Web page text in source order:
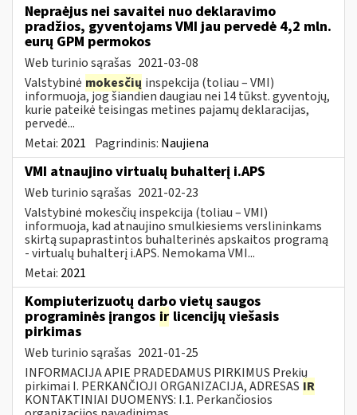
Nepraėjus nei savaitei nuo deklaravimo
pradžios, gyventojams VMI jau pervedė 4,2 mln.
eurų GPM permokos
Web turinio sąrašas 2021-03-08
Valstybinė mokesčių inspekcija (toliau – VMI)
informuoja, jog šiandien daugiau nei 14 tūkst. gyventojų,
kurie pateikė teisingas metines pajamų deklaracijas,
pervedė...
Metai: 2021 Pagrindinis: Naujiena
VMI atnaujino virtualų buhalterį i.APS
Web turinio sąrašas 2021-02-23
Valstybinė mokesčių inspekcija (toliau – VMI)
informuoja, kad atnaujino smulkiesiems verslininkams
skirtą supaprastintos buhalterinės apskaitos programą
- virtualų buhalterį i.APS. Nemokama VMI...
Metai: 2021
Kompiuterizuotų darbo vietų saugos
programinės įrangos ir licencijų viešasis
pirkimas
Web turinio sąrašas 2021-01-25
INFORMACIJA APIE PRADEDAMUS PIRKIMUS Prekių
pirkimai I. PERKANČIOJI ORGANIZACIJA, ADRESAS IR
KONTAKTINIAI DUOMENYS: I.1. Perkančiosios